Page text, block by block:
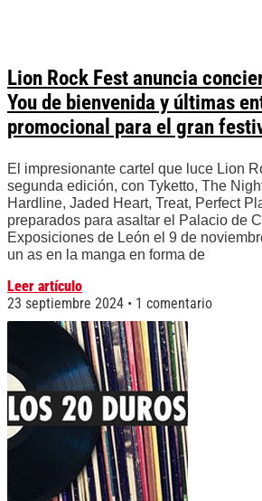
Lion Rock Fest anuncia
You de bienvenida y últimas
promocional para el gran
El impresionante cartel que luce Lion
segunda edición, con Tyketto, The
Hardline, Jaded Heart, Treat, Perfect
preparados para asaltar el Palacio de
Exposiciones de León el 9 de
un as en la manga en forma de
Leer artículo
23 septiembre 2024
1 comentario